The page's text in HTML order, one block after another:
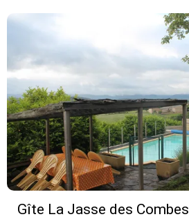
Gîte La Jasse des Combes